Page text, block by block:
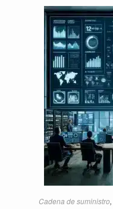
Cadena de suministro,